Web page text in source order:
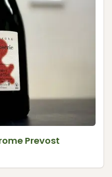
Prevost